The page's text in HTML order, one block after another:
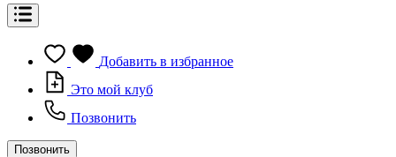
Добавить в избранное
Это мой клуб
Позвонить
Позвонить